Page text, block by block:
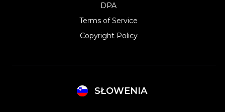
DPA
Terms of Service
Copyright Policy‎
SŁOWENIA